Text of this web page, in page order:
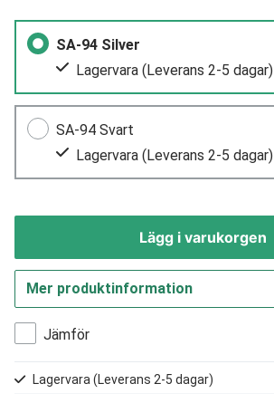
SA-94 Silver
Lagervara (Leverans 2-5 dagar)
SA-94 Svart
Lagervara (Leverans 2-5 dagar)
Lägg i varukorgen
Gå till kassan
Mer produktinformation
Jämför
Lagervara (Leverans 2-5 dagar)